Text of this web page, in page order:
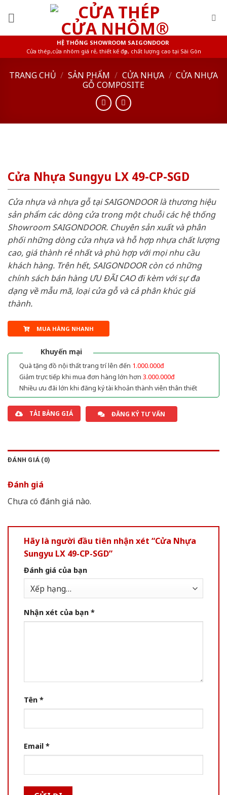
HỆ THỐNG SHOWROOM SAIGONDOOR
Cửa thép,cửa nhôm giá rẻ, thiết kế đẹp, chất lượng cao tại Sài Gòn
TRANG CHỦ / SẢN PHẨM / CỬA NHỰA / CỬA NHỰA
GỖ COMPOSITE
Cửa Nhựa Sungyu LX 49-CP-SGD
Cửa nhựa và nhựa gỗ tại SAIGONDOOR là thương hiệu
sản phẩm các dòng cửa trong một chuỗi các hệ thống
Showroom SAIGONDOOR. Chuyên sản xuất và phân
phối những dòng cửa nhựa và hỗ hợp nhựa chất lượng
cao, giá thành rẻ nhất và phù hợp với mọi nhu cầu
khách hàng. Trên hết, SAIGONDOOR còn có những
chính sách bán hàng ƯU ĐÃI CAO đi kèm với sự đa
dạng về mẫu mã, loại cửa gỗ và cả phân khúc giá
thành.
MUA HÀNG NHANH
Khuyến mại
Quà tặng đồ nội thất trang trí lên đến 1.000.000đ
Giảm trực tiếp khi mua đơn hàng lớn hơn 3.000.000đ
Nhiều ưu đãi lớn khi đăng ký tài khoản thành viên thân thiết
TẢI BẢNG GIÁ ĐĂNG KÝ TƯ VẤN
ĐÁNH GIÁ (0)
Đánh giá
Chưa có đánh giá nào.
Hãy là người đầu tiên nhận xét “Cửa Nhựa
Sungyu LX 49-CP-SGD”
Đánh giá của bạn
Nhận xét của bạn *
Tên *
Email *